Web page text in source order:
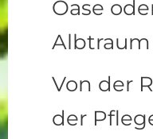
Oase
Von der
der